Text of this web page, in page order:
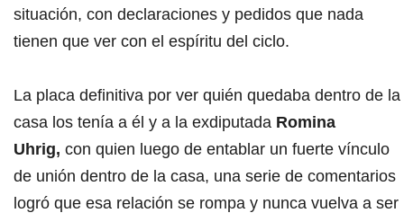
situación, con declaraciones y pedidos que nada
tienen que ver con el espíritu del ciclo.
La placa definitiva por ver quién quedaba dentro de la
casa los tenía a él y a la exdiputada Romina
Uhrig, con quien luego de entablar un fuerte vínculo
de unión dentro de la casa, una serie de comentarios
logró que esa relación se rompa y nunca vuelva a ser